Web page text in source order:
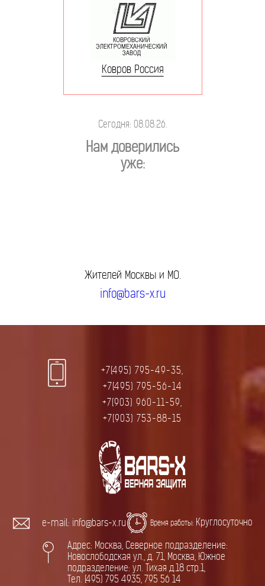
Ковров Россия
Сегодня: 08.08.26.
Нам доверились
уже:
Жителей Москвы и МО.
info@bars-x.ru
e-mail: info@bars-x.ru Время работы: Круглосуточно
Адрес: Москва, Северное подразделение:
Новослободская ул., д. 71, Москва, Южное
подразделение: ул. Тихая д.18 стр.1,
Тел. (495) 795 4935, 795 56 14
+7(495) 795-49-35,
+7(495) 795-56-14
+7(903) 960-11-59,
+7(903) 753-88-15